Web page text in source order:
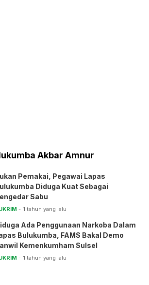
Akbar Amnur
Pemakai, Pegawai Lapas
Diduga Kuat Sebagai
Sabu
1 tahun yang lalu
Ada Penggunaan Narkoba Dalam
Bulukumba, FAMS Bakal Demo
Kemenkumham Sulsel
1 tahun yang lalu